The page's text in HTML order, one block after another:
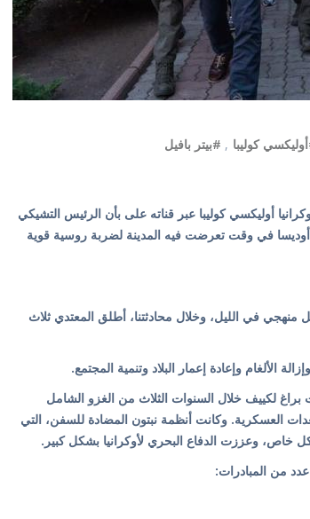
كوليبا , #بيتر بافيل
أوليكسي كوليبا عبر قناته على بأن الرئيس التشيكي
في 20 مارس/آذار، حيث زار أوديسا في وقت تعرضت فيه المدينة لضربة روسية قوية
منهجي في الليل، وخلال محادثتنا، أطلق المعتدي ثلاث
الألغام وإعادة إعمار البلاد وتنمية المجتمع.
براغ لكييف خلال السنوات الثلاث من الغزو الشامل
وحتى المعدات العسكرية. وكانت أنظمة نبتون المضادة للسفن، التي
خاص، وعززت الدفاع البحري لأوكرانيا بشكل كبير.
من المبادرات: